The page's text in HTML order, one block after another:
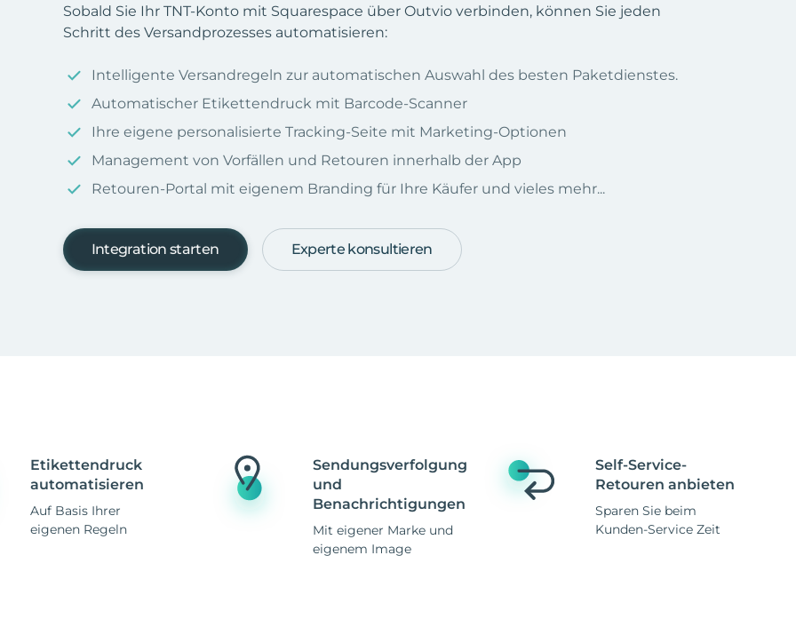
Sobald Sie Ihr TNT-Konto mit Squarespace über Outvio verbinden, können Sie jeden
Schritt des Versandprozesses automatisieren:
Intelligente Versandregeln zur automatischen Auswahl des besten Paketdienstes.
Automatischer Etikettendruck mit Barcode-Scanner
Ihre eigene personalisierte Tracking-Seite mit Marketing-Optionen
Management von Vorfällen und Retouren innerhalb der App
Retouren-Portal mit eigenem Branding für Ihre Käufer und vieles mehr...
Integration starten Experte konsultieren
Etikettendruck
automatisieren
Auf Basis Ihrer
eigenen Regeln
Sendungsverfolgung
und
Benachrichtigungen
Mit eigener Marke und
eigenem Image
Self-Service-
Retouren anbieten
Sparen Sie beim
Kunden-Service Zeit